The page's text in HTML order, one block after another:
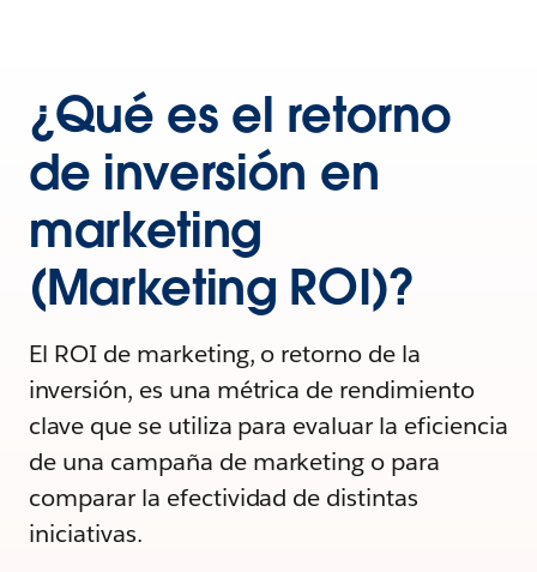
¿Qué es el retorno
de inversión en
marketing
(Marketing ROI)?
El ROI de marketing, o retorno de la
inversión, es una métrica de rendimiento
clave que se utiliza para evaluar la eficiencia
de una campaña de marketing o para
comparar la efectividad de distintas
iniciativas.